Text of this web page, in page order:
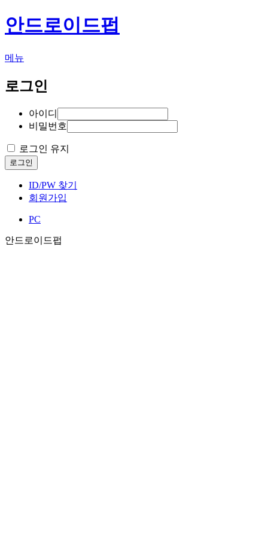
안드로이드펍
메뉴
로그인
아이디
비밀번호
로그인 유지
로그인
ID/PW 찾기
회원가입
PC
안드로이드펍